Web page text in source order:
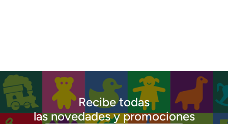
Recibe todas
las novedades y promociones